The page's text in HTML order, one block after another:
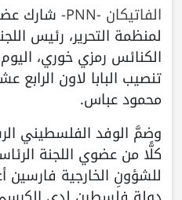
الفاتيكان -PNN- شارك
لمنظمة التحرير، رئيس
الكنائس رمزي خوري،
تنصيب البابا لاون الرابع
محمود عباس.
وضمَّ الوفد الفلسطيني
كلًّا من عضوي اللجنة
للشؤونِ الخارجية فارسين